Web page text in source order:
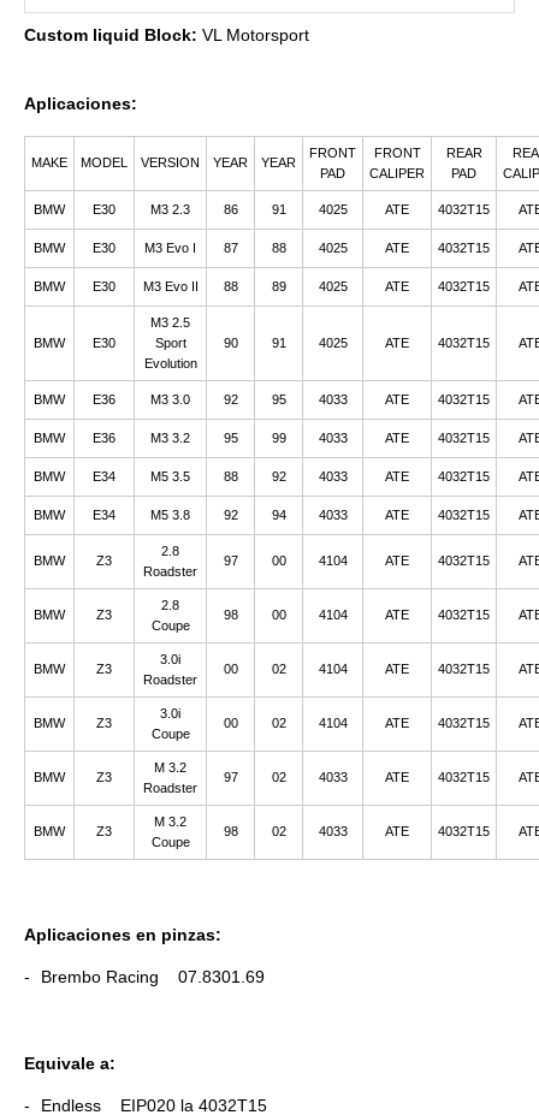
Custom liquid Block: VL Motorsport
Aplicaciones:
MAKE MODEL VERSION YEAR YEAR
FRONT
PAD
FRONT
CALIPER
REAR
PAD
BMW E30 M3 2.3 86 91 4025 ATE 4032T15
BMW E30 M3 Evo I 87 88 4025 ATE 4032T15
BMW E30 M3 Evo II 88 89 4025 ATE 4032T15
BMW E30
M3 2.5
Sport
Evolution
90 91 4025 ATE 4032T15
BMW E36 M3 3.0 92 95 4033 ATE 4032T15
BMW E36 M3 3.2 95 99 4033 ATE 4032T15
BMW E34 M5 3.5 88 92 4033 ATE 4032T15
BMW E34 M5 3.8 92 94 4033 ATE 4032T15
BMW Z3
2.8
Roadster
97 00 4104 ATE 4032T15
BMW Z3
2.8
Coupe
98 00 4104 ATE 4032T15
BMW Z3
3.0i
Roadster
00 02 4104 ATE 4032T15
BMW Z3
3.0i
Coupe
00 02 4104 ATE 4032T15
BMW Z3
M 3.2
Roadster
97 02 4033 ATE 4032T15
BMW Z3
M 3.2
Coupe
98 02 4033 ATE 4032T15
Aplicaciones en pinzas:
Brembo Racing 07.8301.69
Equivale a:
Endless EIP020 la 4032T15